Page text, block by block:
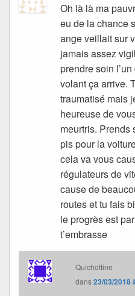
Oh là là ma
eu de la chance
ange veillait sur
jamais assez
prendre soin l’un
volant ça arrive.
traumatisé mais
heureuse de
meurtris. Prends
pis pour la
cela va vous
régulateurs de
cause de
routes et tu fais
le progrès est
t’embrasse
Quichottine
dans23/03/2018